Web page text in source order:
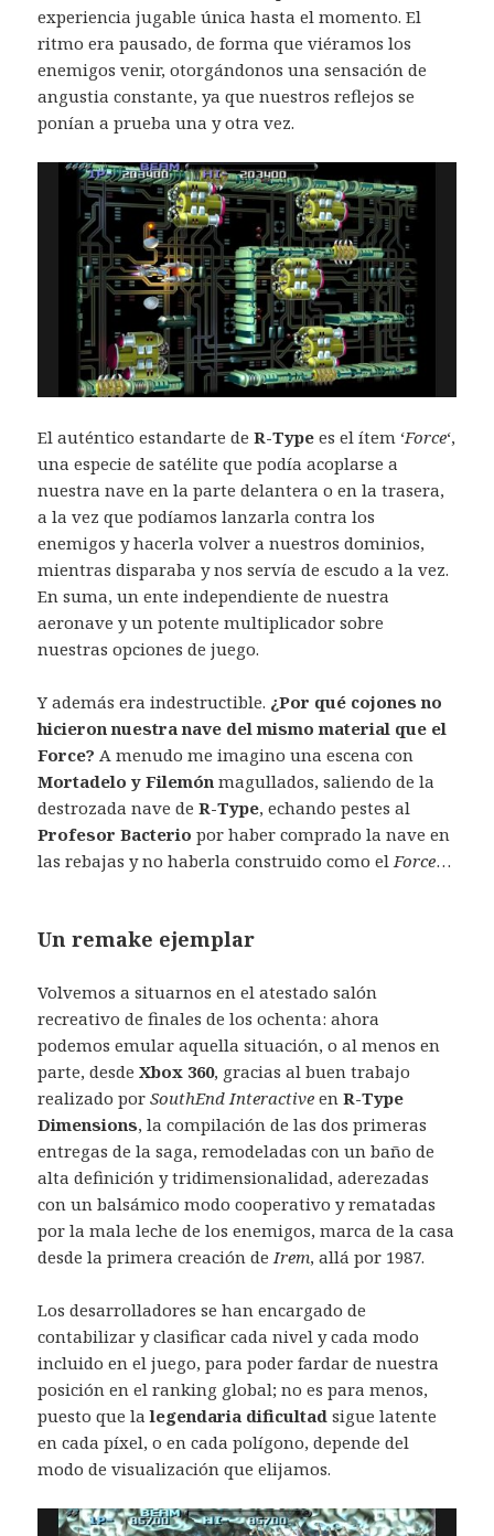
experiencia jugable única hasta el momento. El
ritmo era pausado, de forma que viéramos los
enemigos venir, otorgándonos una sensación de
angustia constante, ya que nuestros reflejos se
ponían a prueba una y otra vez.
El auténtico estandarte deR-Type es el ítem ‘Force‘,
una especie de satélite que podía acoplarse a
nuestra nave en la parte delantera o en la trasera,
a la vez que podíamos lanzarla contra los
enemigos y hacerla volver a nuestros dominios,
mientras disparaba y nos servía de escudo a la vez.
En suma, un ente independiente de nuestra
aeronave y un potente multiplicador sobre
nuestras opciones de juego.
Y además era indestructible. ¿Por qué cojones no
hicieron nuestra nave del mismo material que el
Force? A menudo me imagino una escena con
Mortadelo y Filemón magullados, saliendo de la
destrozada nave deR-Type, echando pestes al
Profesor Bacterio por haber comprado la nave en
las rebajas y no haberla construido como el Force…
Un remake ejemplar
Volvemos a situarnos en el atestado salón
recreativo de finales de los ochenta: ahora
podemos emular aquella situación, o al menos en
parte, desdeXbox 360, gracias al buen trabajo
realizado porSouthEnd Interactive enR-Type
Dimensions, la compilación de las dos primeras
entregas de la saga, remodeladas con un baño de
alta definición y tridimensionalidad, aderezadas
con un balsámico modo cooperativo y rematadas
por la mala leche de los enemigos, marca de la casa
desde la primera creación de Irem, allá por 1987.
Los desarrolladores se han encargado de
contabilizar y clasificar cada nivel y cada modo
incluido en el juego, para poder fardar de nuestra
posición en el ranking global; no es para menos,
puesto que lalegendaria dificultad sigue latente
en cada píxel, o en cada polígono, depende del
modo de visualización que elijamos.